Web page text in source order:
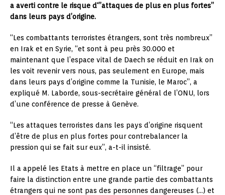
a averti contre le risque d'”attaques de plus en plus fortes”
dans leurs pays d’origine.
“Les combattants terroristes étrangers, sont très nombreux”
en Irak et en Syrie, “et sont à peu près 30.000 et
maintenant que l’espace vital de Daech se réduit en Irak on
les voit revenir vers nous, pas seulement en Europe, mais
dans leurs pays d’origine comme la Tunisie, le Maroc”, a
expliqué M. Laborde, sous-secrétaire général de l’ONU, lors
d’une conférence de presse à Genève.
“Les attaques terroristes dans les pays d’origine risquent
d’être de plus en plus fortes pour contrebalancer la
pression qui se fait sur eux”, a-t-il insisté.
Il a appelé les Etats à mettre en place un “filtrage” pour
faire la distinction entre une grande partie des combattants
étrangers qui ne sont pas des personnes dangereuses (…) et